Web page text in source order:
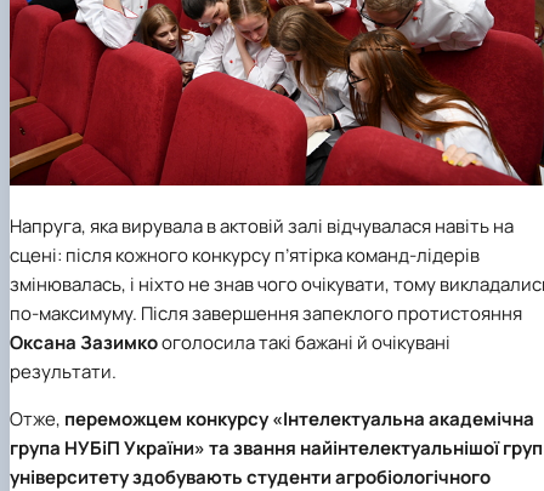
Напруга, яка вирувала в актовій залі відчувалася навіть на
сцені: після кожного конкурсу п’ятірка команд-лідерів
змінювалась, і ніхто не знав чого очікувати, тому
по-максимуму. Після завершення запеклого протистояння
Оксана Зазимкооголосила такі бажані й очікувані
результати.
Отже, переможцем конкурсу «Інтелектуальна академічна
група НУБіП України» та звання найінтелектуальнішої
університету здобувають студенти агробіологічного